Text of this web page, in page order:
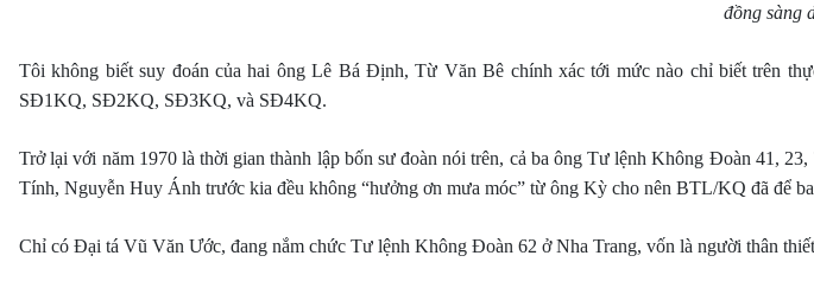
đồng sàng
Tôi không biết suy đoán của hai ông Lê Bá Định, Từ Văn Bê chính xác tới mức nào chỉ biết trên
SĐ1KQ, SĐ2KQ, SĐ3KQ, và SĐ4KQ.
Trở lại với năm 1970 là thời gian thành lập bốn sư đoàn nói trên, cả ba ông Tư lệnh Không Đoàn
Tính, Nguyễn Huy Ánh trước kia đều không “hưởng ơn mưa móc” từ ông Kỳ cho nên BTL/KQ đã để
Chỉ có Đại tá Vũ Văn Ước, đang nắm chức Tư lệnh Không Đoàn 62 ở Nha Trang, vốn là người thân